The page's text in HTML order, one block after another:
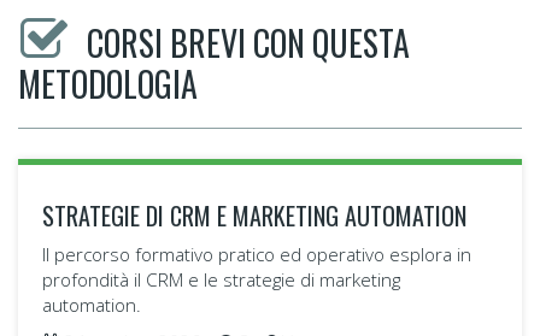
Percorso di formazione manageriale, modulare e in formula
weekend, ideato per i professionisti che vogliono investire su
se stessi e sulla propria carriera.
Scopri di più
CORSI BREVI CON QUESTA
METODOLOGIA
STRATEGIE DI CRM E MARKETING AUTOMATION
Il percorso formativo pratico ed operativo esplora in
profondità il CRM e le strategie di marketing
automation.